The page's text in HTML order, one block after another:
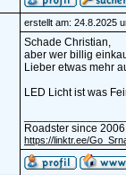
erstellt am: 24.8.2025
Schade Christian,
aber wer billig
Lieber etwas mehr
LED Licht ist was
Roadster since
https://linktr.ee/